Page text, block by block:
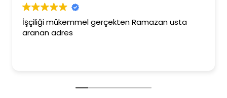
İşçiliği mükemmel gerçekten Ramazan usta
aranan adres